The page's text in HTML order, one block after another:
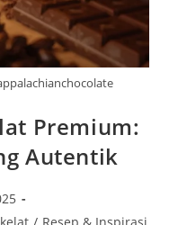
Premium:
Autentik